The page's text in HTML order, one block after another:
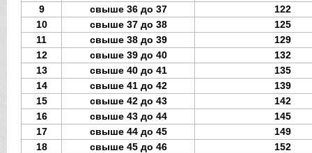
9
свыше 36 до 37
122
10
свыше 37 до 38
125
11
свыше 38 до 39
129
12
свыше 39 до 40
132
13
свыше 40 до 41
135
14
свыше 41 до 42
139
15
свыше 42 до 43
142
16
свыше 43 до 44
145
17
свыше 44 до 45
149
18
свыше 45 до 46
152